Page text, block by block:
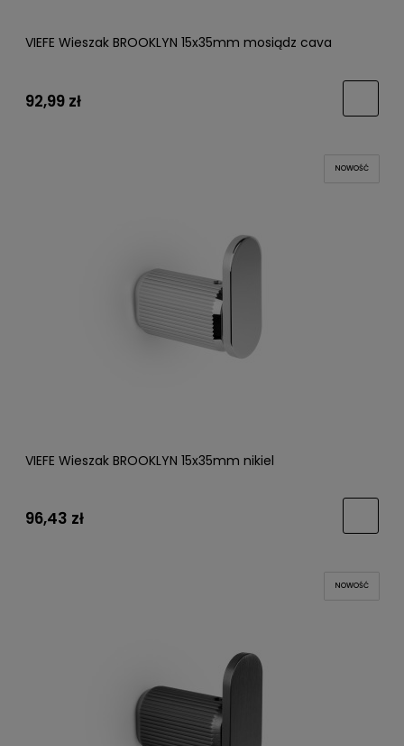
VIEFE Wieszak BROOKLYN 15x35mm mosiądz cava
92,99 zł
VIEFE Wieszak BROOKLYN 15x35mm nikiel
96,43 zł
NOWOŚĆ
NOWOŚĆ